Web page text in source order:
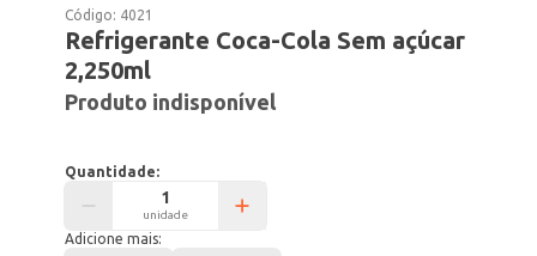
Código: 4021
Refrigerante Coca-Cola Sem açúcar
2,250ml
Produto indisponível
Quantidade:
unidade
Adicione mais: